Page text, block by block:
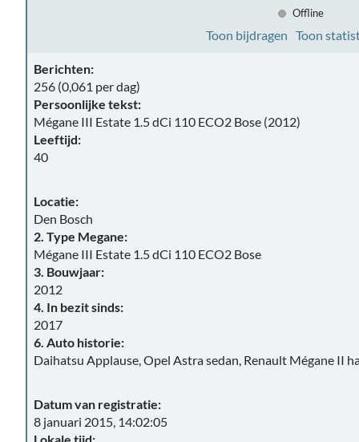
Offline
Toon bijdragen Toon
Berichten:
256 (0,061 per dag)
Persoonlijke tekst:
Mégane III Estate 1.5 dCi 110 ECO2 Bose (2012)
Leeftijd:
40
Locatie:
Den Bosch
2. Type Megane:
Mégane III Estate 1.5 dCi 110 ECO2 Bose
3. Bouwjaar:
2012
4. In bezit sinds:
2017
6. Auto historie:
Daihatsu Applause, Opel Astra sedan, Renault Mégane II
Datum van registratie:
8 januari 2015, 14:02:05